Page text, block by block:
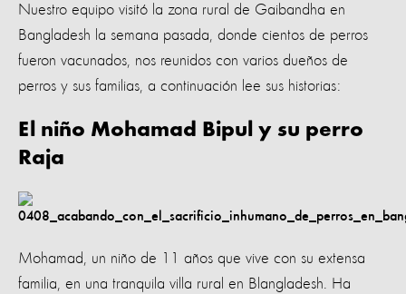
Nuestro equipo visitó la zona rural de Gaibandha en
Bangladesh la semana pasada, donde cientos de perros
fueron vacunados, nos reunidos con varios dueños de
perros y sus familias, a continuación lee sus historias:
El niño Mohamad Bipul y su perro
Raja
Mohamad, un niño de 11 años que vive con su extensa
familia, en una tranquila villa rural en Blangladesh. Ha